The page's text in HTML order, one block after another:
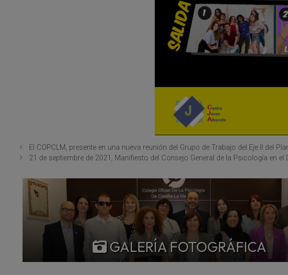
El COPCLM, presente en una nueva reunión del Grupo de Trabajo del Eje II del
21 de septiembre de 2021, Manifiesto del Consejo General de la Psicología en el
GALERÍA FOTOGRÁFICA